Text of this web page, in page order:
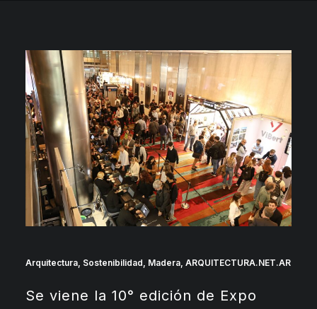
Arquitectura, Sostenibilidad, Madera, ARQUITECTURA.NET.AR
Se viene la 10° edición de Expo